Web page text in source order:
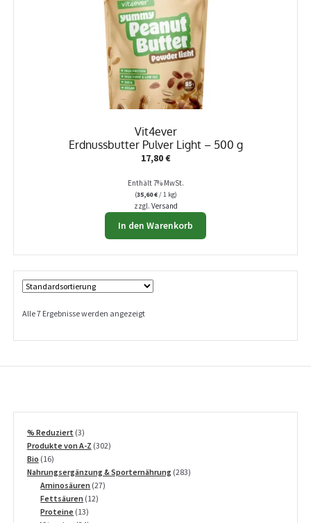
Vit4ever
Erdnussbutter Pulver Light – 500 g
17,80€
Enthält 7% MwSt.
(35,60€/ 1 kg)
zzgl. Versand
In den Warenkorb
Alle 7 Ergebnisse werden angezeigt
% Reduziert 33
Produkte
Produkte von A-Z 302302
Bio 1616
Produkte
Nahrungsergänzung & Sporternährung 283283
Aminosäuren 2727
Fettsäuren 1212
Proteine 1313